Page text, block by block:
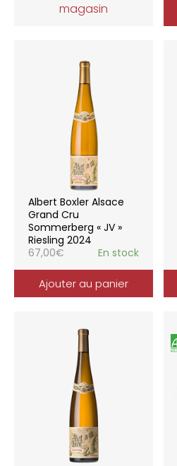
magasin
Albert Boxler Alsace
Grand Cru
Sommerberg « JV »
Riesling 2024
67,00€ En stock
Ajouter au panier